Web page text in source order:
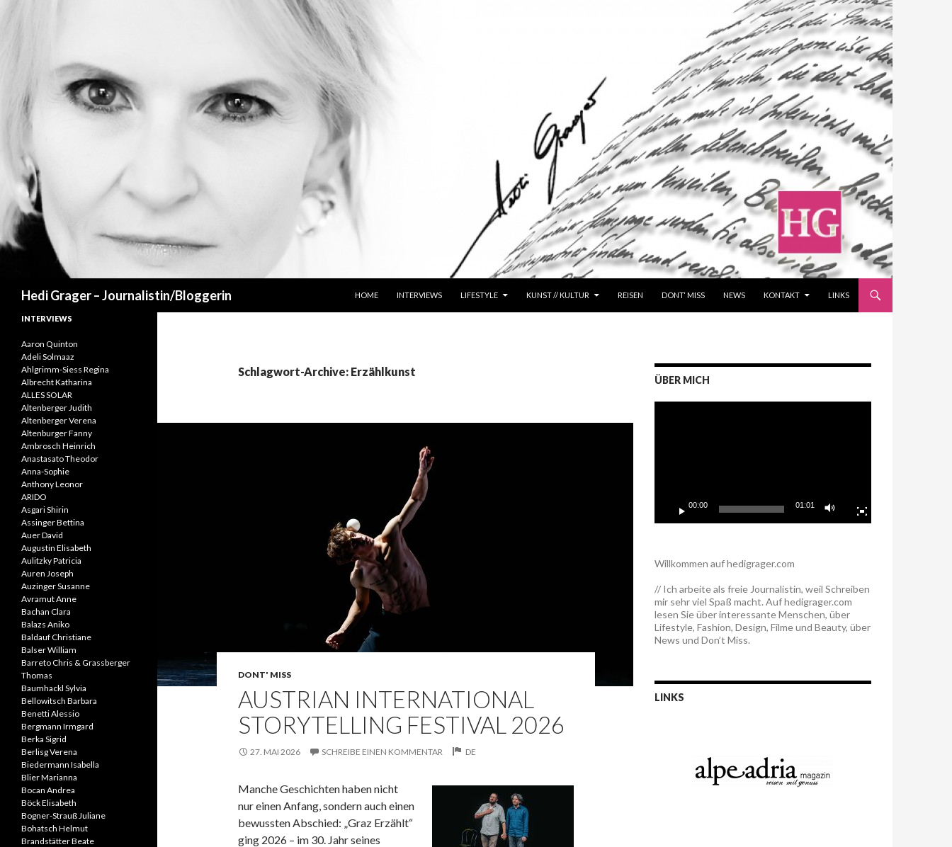
Hedi Grager – Journalistin/Bloggerin
HOME
INTERVIEWS LIFESTYLE KUNST // KULTUR REISEN DONT‘ MISS NEWS KONTAKT LINKS
Schlagwort-Archive: Erzählkunst
DONT' MISS
AUSTRIAN INTERNATIONAL
STORYTELLING FESTIVAL 2026
27. MAI 2026 SCHREIBE EINEN KOMMENTAR DE
Manche Geschichten haben nicht
nur einen Anfang, sondern auch einen
bewussten Abschied: „Graz Erzählt“
ging 2026 – im 30. Jahr seines
ÜBER MICH
00:00 01:01
Willkommen auf hedigrager.com
// Ich arbeite als freie Journalistin, weil Schreiben
mir sehr viel Spaß macht. Auf hedigrager.com
lesen Sie über interessante Menschen, über
Lifestyle, Fashion, Design, Filme und Beauty, über
News und Don’t Miss.
LINKS
INTERVIEWS
Aaron Quinton
Adeli Solmaaz
Ahlgrimm-Siess Regina
Albrecht Katharina
ALLES SOLAR
Altenberger Judith
Altenberger Verena
Altenburger Fanny
Ambrosch Heinrich
Anastasato Theodor
Anna-Sophie
Anthony Leonor
ARIDO
Asgari Shirin
Assinger Bettina
Auer David
Augustin Elisabeth
Aulitzky Patricia
Auren Joseph
Auzinger Susanne
Avramut Anne
Bachan Clara
Balazs Aniko
Baldauf Christiane
Balser William
Barreto Chris & Grassberger
Thomas
Baumhackl Sylvia
Bellowitsch Barbara
Benetti Alessio
Bergmann Irmgard
Berka Sigrid
Berlisg Verena
Biedermann Isabella
Blier Marianna
Bocan Andrea
Böck Elisabeth
Bogner-Strauß Juliane
Bohatsch Helmut
Brandstätter Beate